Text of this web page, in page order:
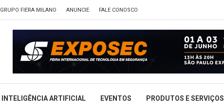
GRUPO FIERA MILANO ANUNCIE FALE CONOSCO
INTELIGÊNCIA ARTIFICIAL EVENTOS PRODUTOS E SERVIÇOS